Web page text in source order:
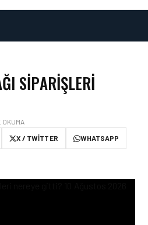
SIPARIŞLERI
OKUMA
X / TWITTER WHATSAPP